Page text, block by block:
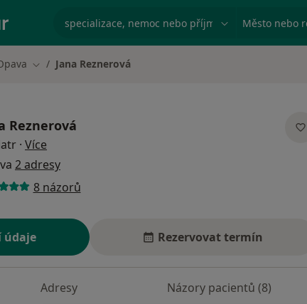
specializace, nemoc nebo příjmení Město nebo
Změna města
Jana Reznerová
Reznerová
· Více
2 adresy
8 názorů
údaje Rezervovat termín
Adresy Názory pacientů (8)